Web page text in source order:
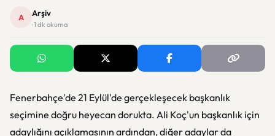
A Arşiv
· 1 dk okuma
Fenerbahçe'de 21 Eylül'de gerçekleşecek başkanlık
seçimine doğru heyecan dorukta. Ali Koç'un başkanlık için
adaylığını açıklamasının ardından, diğer adaylar da